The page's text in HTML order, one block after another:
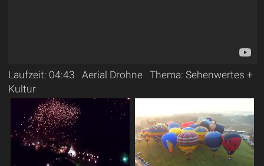
Laufzeit: 04:43 Aerial Drohne Thema: Sehenwertes +
Kultur